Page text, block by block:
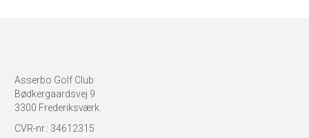
Asserbo Golf Club
Bødkergaardsvej 9
3300 Frederiksværk.
CVR-nr.: 34612315